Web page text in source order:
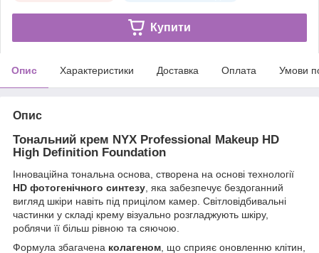
Купити
Опис Характеристики Доставка Оплата Умови
Опис
Тональний крем NYX Professional Makeup HD
High Definition Foundation
Інноваційна тональна основа, створена на основі технології
HD фотогенічного синтезу , яка забезпечує бездоганний
вигляд шкіри навіть під прицілом камер. Світловідбивальні
частинки у складі крему візуально розгладжують шкіру,
роблячи її більш рівною та сяючою.
Формула збагачена колагеном , що сприяє оновленню клітин,